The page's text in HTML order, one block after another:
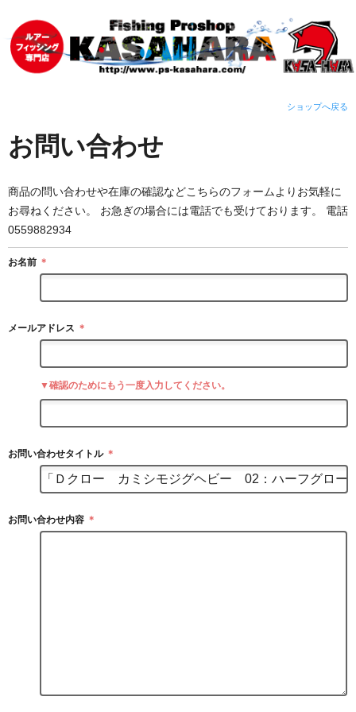
ショップへ戻る
お問い合わせ
商品の問い合わせや在庫の確認などこちらのフォームよりお気軽に
お尋ねください。 お急ぎの場合には電話でも受けております。 電話
0559882934
お名前 ＊
メールアドレス ＊
▼確認のためにもう一度入力してください。
お問い合わせタイトル ＊
お問い合わせ内容 ＊